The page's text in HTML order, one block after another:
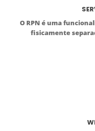
O RPN é uma
fisicamente